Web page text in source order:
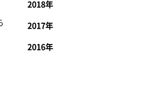
2018年
2017年
2016年